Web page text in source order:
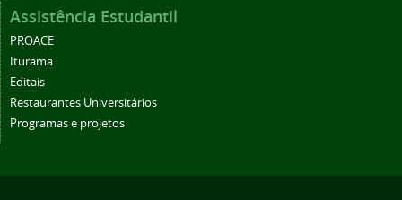
Assistência Estudantil
PROACE
Iturama
Editais
Restaurantes Universitários
Programas e projetos